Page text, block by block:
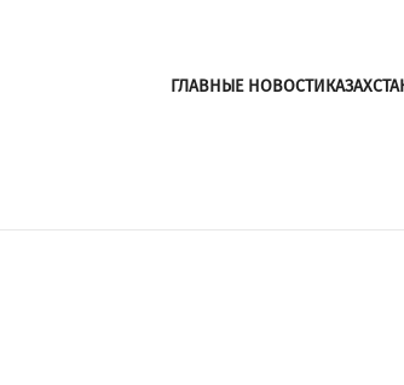
ГЛАВНЫЕ НОВОСТИ